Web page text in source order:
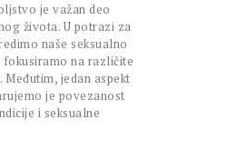
je važan deo
života. U potrazi za
naše seksualno
fokusiramo na različite
jedan aspekt
je povezanost
i seksualne